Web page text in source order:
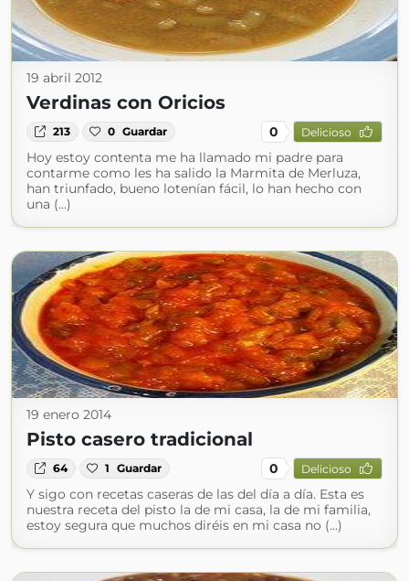
19 abril 2012
Verdinas con Oricios
213 0 Guardar 0 Delicioso
Hoy estoy contenta me ha llamado mi padre para
contarme como les ha salido la Marmita de Merluza,
han triunfado, bueno lotenían fácil, lo han hecho con
una (...)
19 enero 2014
Pisto casero tradicional
64 1 Guardar 0 Delicioso
Y sigo con recetas caseras de las del día a día. Esta es
nuestra receta del pisto la de mi casa, la de mi familia,
estoy segura que muchos diréis en mi casa no (...)